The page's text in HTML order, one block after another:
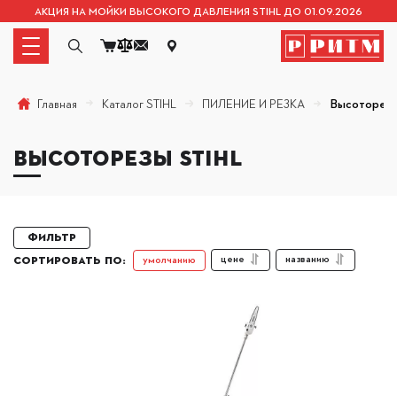
АКЦИЯ НА МОЙКИ ВЫСОКОГО ДАВЛЕНИЯ STIHL ДО 01.09.2026
Главная Каталог STIHL ПИЛЕНИЕ И РЕЗКА
ВЫСОТОРЕЗЫ STIHL
Фильтр
СОРТИРОВАТЬ ПО:
умолчанию цене названию